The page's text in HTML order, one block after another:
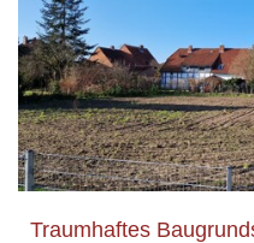
Traumhaftes